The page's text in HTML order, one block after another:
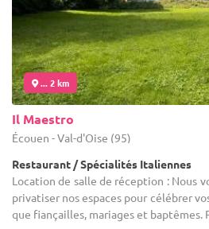
... 2 km
Il Maestro
Écouen - Val-d'Oise (95)
Restaurant / Spécialités Italiennes
Location de salle de réception : Nous
privatiser nos espaces pour célébrer
que fiançailles, mariages et baptêmes.